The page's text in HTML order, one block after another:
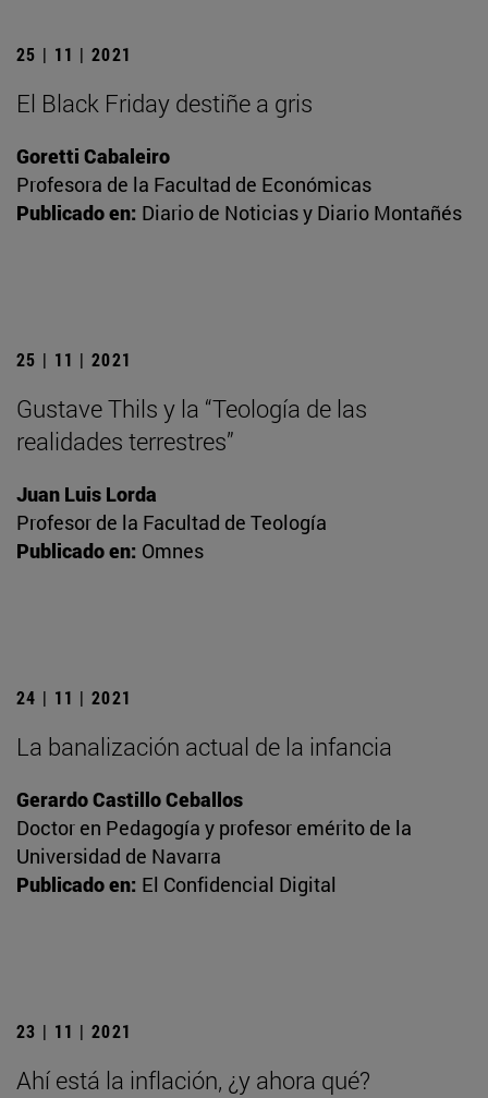
25 | 11 | 2021
El Black Friday destiñe a gris
Goretti Cabaleiro
Profesora de la Facultad de Económicas
Publicado en: Diario de Noticias y Diario Montañés
25 | 11 | 2021
Gustave Thils y la “Teología de las
realidades terrestres”
Juan Luis Lorda
Profesor de la Facultad de Teología
Publicado en: Omnes
24 | 11 | 2021
La banalización actual de la infancia
Gerardo Castillo Ceballos
Doctor en Pedagogía y profesor emérito de la
Universidad de Navarra
Publicado en: El Confidencial Digital
23 | 11 | 2021
Ahí está la inflación, ¿y ahora qué?